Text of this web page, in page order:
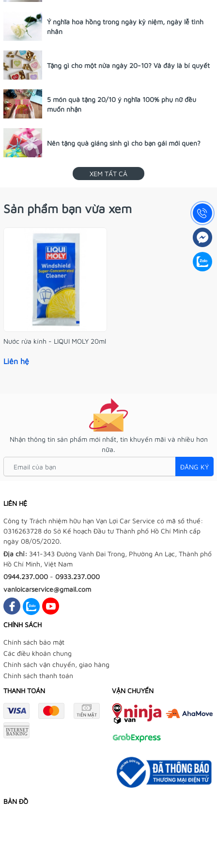
Ý nghĩa hoa hồng trong ngày kỷ niệm, ngày lễ tình
nhân
Tặng gì cho một nửa ngày 20-10? Và đây là bí quyết
5 món quà tặng 20/10 ý nghĩa 100% phụ nữ đều
muốn nhận
Nên tặng quà giáng sinh gì cho bạn gái mới quen?
XEM TẤT CẢ
Sản phẩm bạn vừa xem
Nước rửa kính - LIQUI MOLY 20ml
Liên hệ
Nhận thông tin sản phẩm mới nhất, tin khuyến mãi và nhiều hơn
nữa.
ĐĂNG KÝ
LIÊN HỆ
Công ty Trách nhiệm hữu hạn Vạn Lợi Car Service có mã số thuế:
0316263728 do Sở Kế hoạch Đầu tư Thành phố Hồ Chí Minh cấp
ngày 08/05/2020.
Địa chỉ: 341-343 Đường Vành Đai Trong, Phường An Lạc, Thành phố
Hồ Chí Minh, Việt Nam
0944.237.000 - 0933.237.000
vanloicarservice@gmail.com
CHÍNH SÁCH
Chính sách bảo mật
Các điều khoản chung
Chính sách vận chuyển, giao hàng
Chính sách thanh toán
THANH TOÁN
VẬN CHUYỂN
BẢN ĐỒ